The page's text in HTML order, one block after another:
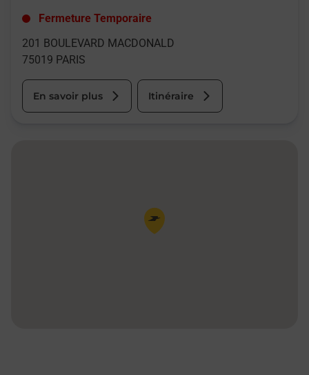
Fermeture Temporaire
201 BOULEVARD MACDONALD
75019 PARIS
En savoir plus Itinéraire
Pin de la carte